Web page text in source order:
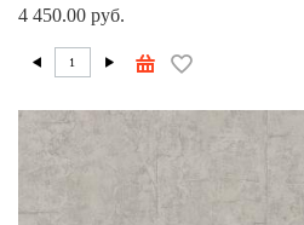
4 450.00 руб.